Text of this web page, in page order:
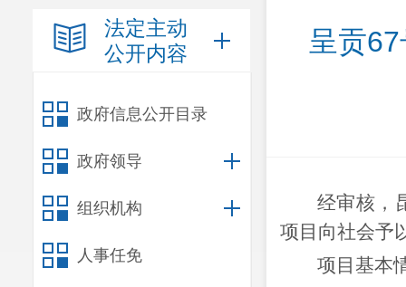
法定主动
公开内容
政府信息公开目录
政府领导
组织机构
人事任免
呈贡
经审核，
项目向社会予
项目基本